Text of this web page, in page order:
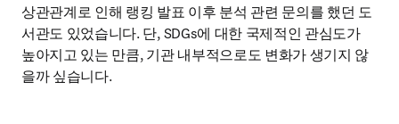
상관관계로 인해 랭킹 발표 이후 분석 관련 문의를 했던 도
서관도 있었습니다. 단, SDGs에 대한 국제적인 관심도가
높아지고 있는 만큼, 기관 내부적으로도 변화가 생기지 않
을까 싶습니다.